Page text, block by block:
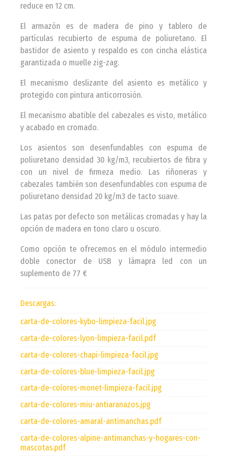
reduce en 12 cm.
El armazón es de madera de pino y tablero de
partículas recubierto de espuma de poliuretano. El
bastidor de asiento y respaldo es con cincha elástica
garantizada o muelle zig-zag.
El mecanismo deslizante del asiento es metálico y
protegido con pintura anticorrosión.
El mecanismo abatible del cabezales es visto, metálico
y acabado en cromado.
Los asientos son desenfundables con espuma de
poliuretano densidad 30 kg/m3, recubiertos de fibra y
con un nivel de firmeza medio. Las riñoneras y
cabezales también son desenfundables con espuma de
poliuretano densidad 20 kg/m3 de tacto suave.
Las patas por defecto son metálicas cromadas y hay la
opción de madera en tono claro u oscuro.
Como opción te ofrecemos en el módulo intermedio
doble conector de USB y lámapra led con un
suplemento de 77 €
Descargas:
carta-de-colores-kybo-limpieza-facil.jpg
carta-de-colores-lyon-limpieza-facil.pdf
carta-de-colores-chapi-limpieza-facil.jpg
carta-de-colores-blue-limpieza-facil.jpg
carta-de-colores-monet-limpieza-facil.jpg
carta-de-colores-miu-antiaranazos.jpg
carta-de-colores-amaral-antimanchas.pdf
carta-de-colores-alpine-antimanchas-y-hogares-con-
mascotas.pdf